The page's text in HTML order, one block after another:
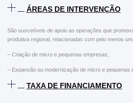
ÁREAS DE INTERVENÇÃO
São suscetíveis de apoio as operações que
produtiva regional, relacionadas com pelo menos
– Criação de micro e pequenas empresas;
– Expansão ou modernização de micro e pequenas
TAXA DE FINANCIAMENTO